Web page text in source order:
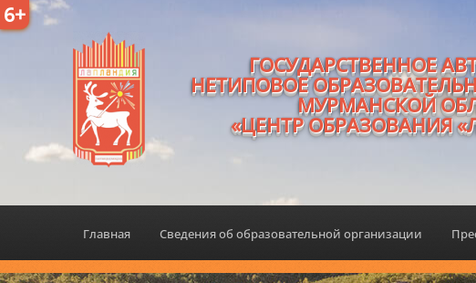
6+
ГОСУДАРСТВЕННОЕ
НЕТИПОВОЕ
МУРМАНСКОЙ
«ЦЕНТР ОБРАЗОВАНИЯ
Главная Сведения об образовательной организации